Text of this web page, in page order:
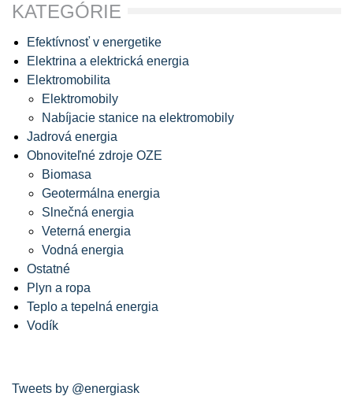
KATEGÓRIE
Efektívnosť v energetike
Elektrina a elektrická energia
Elektromobilita
Elektromobily
Nabíjacie stanice na elektromobily
Jadrová energia
Obnoviteľné zdroje OZE
Biomasa
Geotermálna energia
Slnečná energia
Veterná energia
Vodná energia
Ostatné
Plyn a ropa
Teplo a tepelná energia
Vodík
Tweets by @energiask